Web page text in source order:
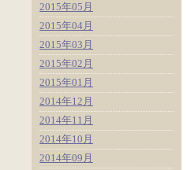
2015年05月
2015年04月
2015年03月
2015年02月
2015年01月
2014年12月
2014年11月
2014年10月
2014年09月